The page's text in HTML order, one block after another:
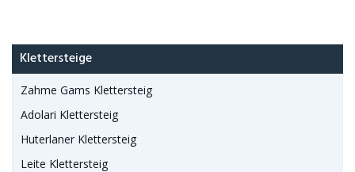
Klettersteige
Zahme Gams Klettersteig
Adolari Klettersteig
Huterlaner Klettersteig
Leite Klettersteig